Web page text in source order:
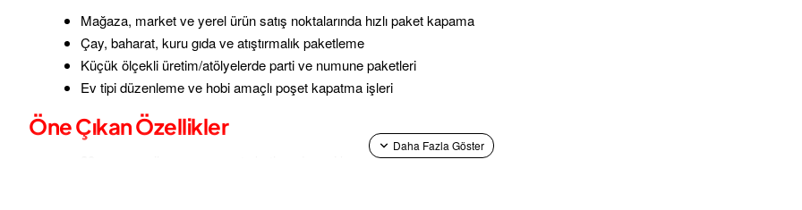
Mağaza, market ve yerel ürün satış noktalarında hızlı paket kapama
Çay, baharat, kuru gıda ve atıştırmalık paketleme
Küçük ölçekli üretim/atölyelerde parti ve numune paketleri
Ev tipi düzenleme ve hobi amaçlı poşet kapatma işleri
Öne Çıkan Özellikler
ile yaygın poşet ebatlarında seri kapama